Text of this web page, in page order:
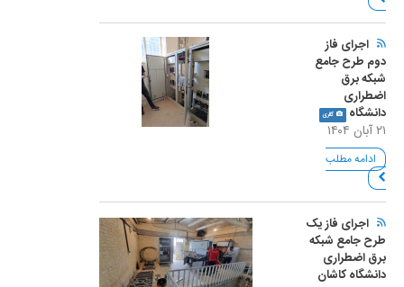
اجرای فاز
دوم طرح جامع
شبکه برق
اضطراری
دانشگاه
گالری
۲۱ آبان ۱۴۰۴
ادامه مطلب
اجرای فاز یک
طرح جامع شبکه
برق اضطراری
دانشگاه کاشان